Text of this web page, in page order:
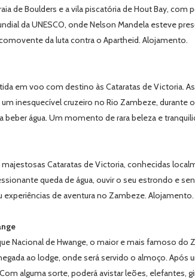
de Boulders e a vila piscatória de Hout Bay,
da UNESCO, onde Nelson Mandela esteve
da luta contra o Apartheid. Alojamento.
em voo com destino às Cataratas de Victoria.
inesquecível cruzeiro no Rio Zambeze,
beber água. Um momento de rara beleza e
Cataratas de Victoria, conhecidas
queda de água, ouvir o seu estrondo e
de aventura no Zambeze. Alojamento.
Nacional de Hwange, o maior e mais famoso
ao lodge, onde será servido o almoço. Após
alguma sorte, poderá avistar leões, elefantes,